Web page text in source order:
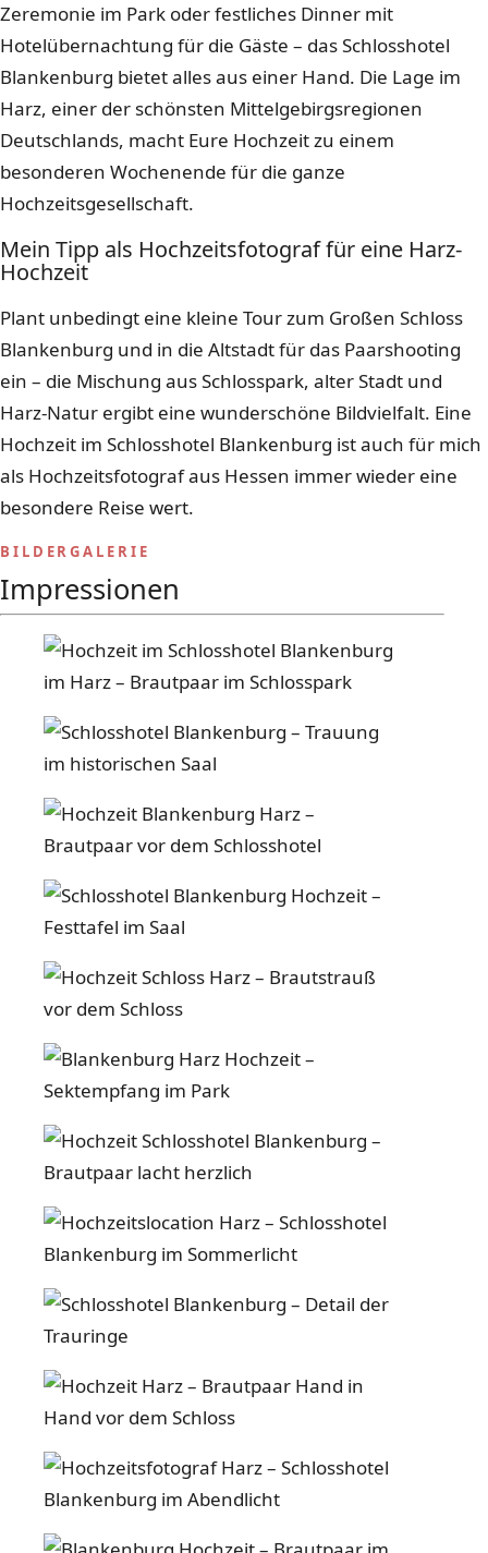
Zeremonie im Park oder festliches Dinner mit
Hotelübernachtung für die Gäste – das Schlosshotel
Blankenburg bietet alles aus einer Hand. Die Lage im
Harz, einer der schönsten Mittelgebirgsregionen
Deutschlands, macht Eure Hochzeit zu einem
besonderen Wochenende für die ganze
Hochzeitsgesellschaft.
Mein Tipp als Hochzeitsfotograf für eine Harz-
Hochzeit
Plant unbedingt eine kleine Tour zum Großen Schloss
Blankenburg und in die Altstadt für das Paarshooting
ein – die Mischung aus Schlosspark, alter Stadt und
Harz-Natur ergibt eine wunderschöne Bildvielfalt. Eine
Hochzeit im Schlosshotel Blankenburg ist auch für mich
als Hochzeitsfotograf aus Hessen immer wieder eine
besondere Reise wert.
BILDERGALERIE
Impressionen